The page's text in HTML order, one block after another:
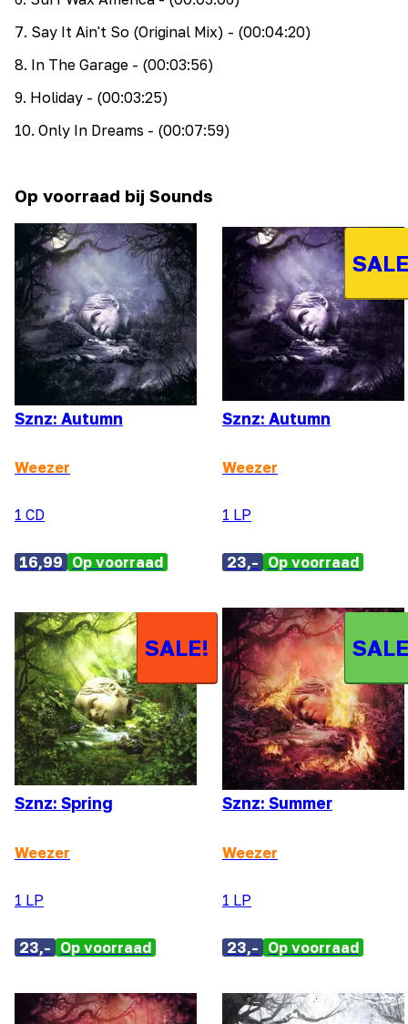
7. Say It Ain't So (Original Mix) - (00:04:20)
8. In The Garage - (00:03:56)
9. Holiday - (00:03:25)
10. Only In Dreams - (00:07:59)
Op voorraad bij Sounds
Sznz: Autumn
Weezer
1 CD
16,99 Op voorraad
Sznz: Autumn
Weezer
1 LP
23,- Op voorraad
SALE!
Sznz: Spring
Weezer
1 LP
23,- Op voorraad
Sznz: Summer
Weezer
1 LP
23,- Op voorraad